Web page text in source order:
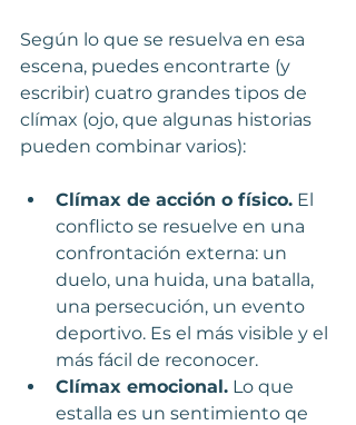
Según lo que se resuelva en esa
escena, puedes encontrarte (y
escribir) cuatro grandes tipos de
clímax (ojo, que algunas historias
pueden combinar varios):
Clímax de acción o físico. El
conflicto se resuelve en una
confrontación externa: un
duelo, una huida, una batalla,
una persecución, un evento
deportivo. Es el más visible y el
más fácil de reconocer.
Clímax emocional. Lo que
estalla es un sentimiento qe